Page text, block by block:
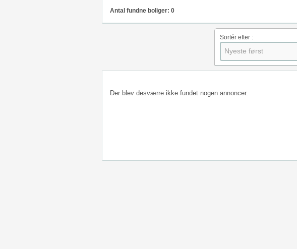
Antal fundne boliger: 0
Sortér efter :
Nyeste først
Der blev desværre ikke fundet nogen annoncer.